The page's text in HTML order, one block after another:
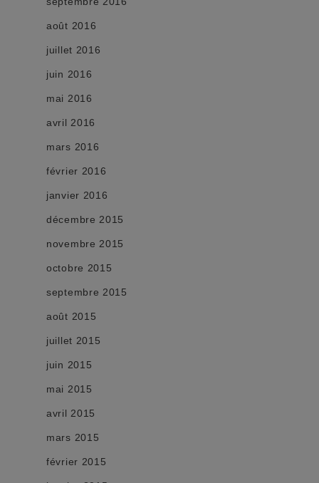
août 2016
juillet 2016
juin 2016
mai 2016
avril 2016
mars 2016
février 2016
janvier 2016
décembre 2015
novembre 2015
octobre 2015
septembre 2015
août 2015
juillet 2015
juin 2015
mai 2015
avril 2015
mars 2015
février 2015